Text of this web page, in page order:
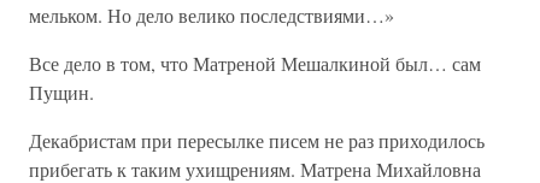
мельком. Но дело велико последствиями…»
Все дело в том, что Матреной Мешалкиной был… сам
Пущин.
Декабристам при пересылке писем не раз приходилось
прибегать к таким ухищрениям. Матрена Михайловна